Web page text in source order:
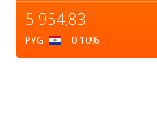
5.954,83
PYG –0,10%